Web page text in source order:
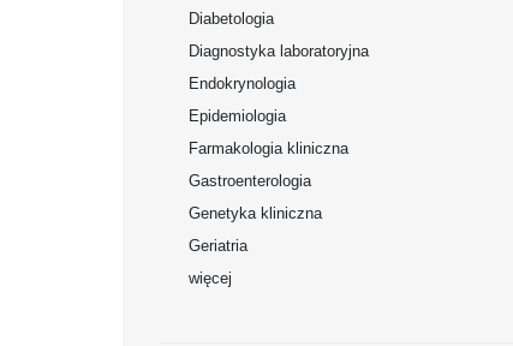
Diabetologia
Diagnostyka laboratoryjna
Endokrynologia
Epidemiologia
Farmakologia kliniczna
Gastroenterologia
Genetyka kliniczna
Geriatria
więcej